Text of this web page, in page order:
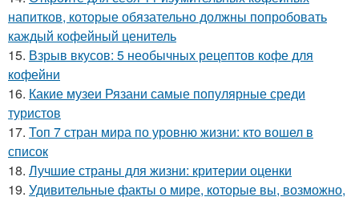
напитков, которые обязательно должны попробовать
каждый кофейный ценитель
15. Взрыв вкусов: 5 необычных рецептов кофе для
кофейни
16. Какие музеи Рязани самые популярные среди
туристов
17. Топ 7 стран мира по уровню жизни: кто вошел в
список
18. Лучшие страны для жизни: критерии оценки
19. Удивительные факты о мире, которые вы, возможно,